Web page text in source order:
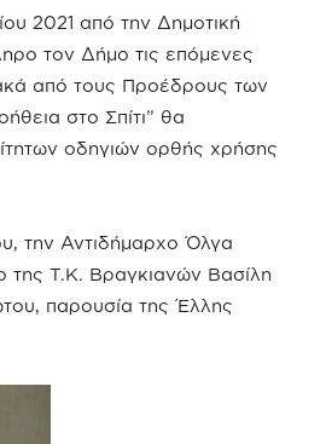
2021 από την Δημοτική
τον Δήμο τις επόμενες
από τους Προέδρους των
στο Σπίτι” θα
οδηγιών ορθής χρήσης
την Αντιδήμαρχο Όλγα
της Τ.Κ. Βραγκιανών Βασίλη
παρουσία της Έλλης